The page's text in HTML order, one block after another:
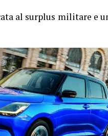
al surplus militare e